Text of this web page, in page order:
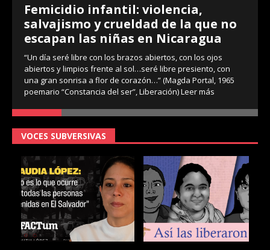
Femicidio infantil: violencia,
salvajismo y crueldad de la que no
escapan las niñas en Nicaragua
“Un día seré libre con los brazos abiertos, con los ojos
abiertos y limpios frente al sol…seré libre presiento, con
una gran sonrisa a flor de corazón…” (Magda Portal, 1965
poemario “Constancia del ser”, Liberación)Leer más
VOCES SUBVERSIVAS